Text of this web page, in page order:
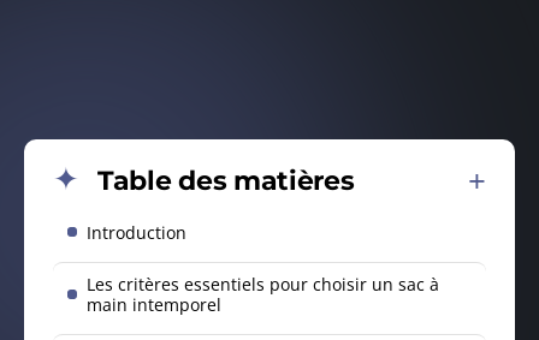
Table des matières
Introduction
Les critères essentiels pour choisir un sac à
main intemporel